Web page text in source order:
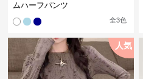
ムハーフパンツ
全3色
人気